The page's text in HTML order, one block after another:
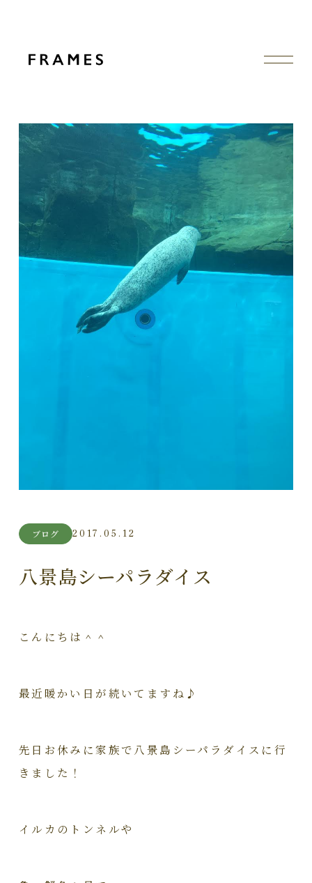
ブログ 2017.05.12
八景島シーパラダイス
こんにちは＾＾
最近暖かい日が続いてますね♪
先日お休みに家族で八景島シーパラダイスに行
きました！
イルカのトンネルや